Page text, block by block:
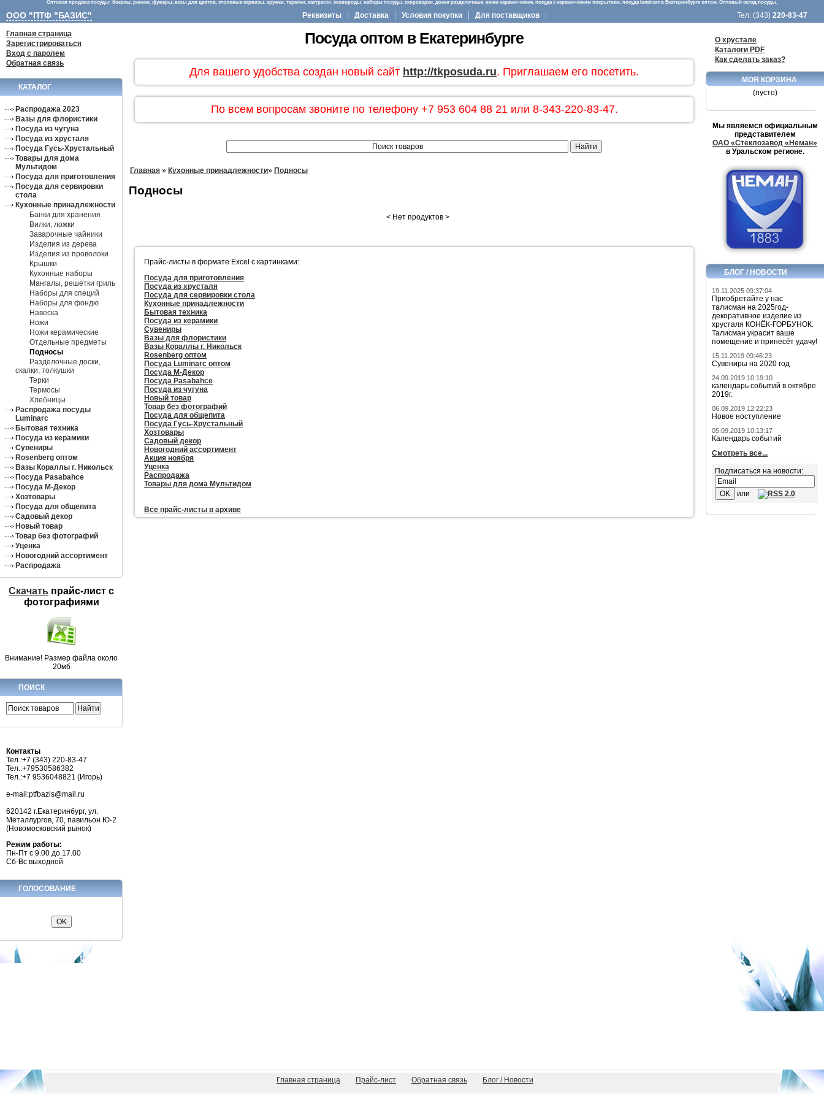
Оптовая продажа посуды: бокалы, рюмки, фужеры, вазы для цветов, столовые сервизы, кружки, тарелки, кастрюли, сковороды, наборы посуды, скороварки, доски разделочные, ножи керамические, посуда с керамическим покрытием, посуда luminarc в Екатеринбурге оптом. Оптовый склад посуды.
ООО "ПТФ "БАЗИС" Реквизиты Доставка Условия покупки Для поставщиков Тел: (343) 220-83-47
Главная страница
Зарегистрироваться
Вход с паролем
Обратная связь
КАТАЛОГ
Распродажа 2023
Вазы для флористики
Посуда из чугуна
Посуда из хрусталя
Посуда Гусь-Хрустальный
Товары для дома
Мультидом
Посуда для приготовления
Посуда для сервировки
стола
Кухонные принадлежности
Банки для хранения
Вилки, ложки
Заварочные чайники
Изделия из дерева
Изделия из проволоки
Крышки
Кухонные наборы
Мангалы, решетки гриль
Наборы для специй
Наборы для фондю
Навеска
Ножи
Ножи керамические
Отдельные предметы
Подносы
Разделочные доски,
скалки, толкушки
Терки
Термосы
Хлебницы
Распродажа посуды
Luminarc
Бытовая техника
Посуда из керамики
Сувениры
Rosenberg оптом
Вазы Кораллы г. Никольск
Посуда Pasabahce
Посуда М-Декор
Хозтовары
Посуда для общепита
Садовый декор
Новый товар
Товар без фотографий
Уценка
Новогодний ассортимент
Распродажа
Скачать прайс-лист c
фотографиями
Внимание! Размер файла около
20мб
ПОИСК
Контакты
Тел.:+7 (343) 220-83-47
Тел.:+79530586382
Тел.:+7 9536048821 (Игорь)
e-mail:ptfbazis@mail.ru
620142 г.Екатеринбург, ул.
Металлургов, 70, павильон Ю-2
(Новомосковский рынок)
Режим работы:
Пн-Пт с 9.00 до 17.00
Сб-Вс выходной
ГОЛОСОВАНИЕ
Посуда оптом в Екатеринбурге
Для вашего удобства создан новый сайт http://tkposuda.ru. Приглашаем его посетить.
По всем вопросам звоните по телефону +7 953 604 88 21 или 8-343-220-83-47.
Главная » Кухонные принадлежности» Подносы
Подносы
< Нет продуктов >
Прайс-листы в формате Excel с картинками:
Посуда для приготовления
Посуда из хрусталя
Посуда для сервировки стола
Кухонные принадлежности
Бытовая техника
Посуда из керамики
Сувениры
Вазы для флористики
Вазы Кораллы г. Никольск
Rosenberg оптом
Посуда Luminarc оптом
Посуда М-Декор
Посуда Pasabahce
Посуда из чугуна
Новый товар
Товар без фотографий
Посуда для общепита
Посуда Гусь-Хрустальный
Хозтовары
Садовый декор
Новогодний ассортимент
Акция ноября
Уценка
Распродажа
Товары для дома Мультидом
Все прайc-листы в архиве
О хрустале
Каталоги PDF
Как сделать заказ?
МОЯ КОРЗИНА
(пусто)
Мы являемся официальным
представителем
ОАО «Стеклозавод «Неман»
в Уральском регионе.
БЛОГ / НОВОСТИ
19.11.2025 09:37:04
Приобретайте у нас
талисман на 2025год-
декоративное изделие из
хрусталя КОНЁК-ГОРБУНОК.
Талисман украсит ваше
помещение и принесёт удачу!
15.11.2019 09:46:23
Сувениры на 2020 год
24.09.2019 10:19:10
календарь событий в октябре
2019г.
06.09.2019 12:22:23
Новое ноступление
05.09.2019 10:13:17
Календарь событий
Смотреть все...
Подписаться на новости:
или
Главная страница Прайс-лист Обратная связь Блог / Новости